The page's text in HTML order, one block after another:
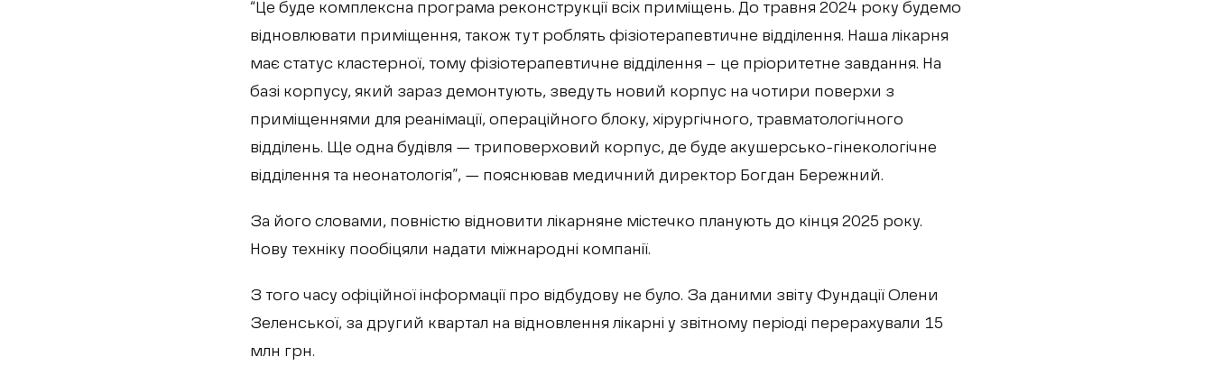
“Це буде комплексна програма реконструкції всіх приміщень. До травня 2024 року будемо
відновлювати приміщення, також тут роблять фізіотерапевтичне відділення. Наша лікарня
має статус кластерної, тому фізіотерапевтичне відділення – це пріоритетне завдання. На
базі корпусу, який зараз демонтують, зведуть новий корпус на чотири поверхи з
приміщеннями для реанімації, операційного блоку, хірургічного, травматологічного
відділень. Ще одна будівля — триповерховий корпус, де буде акушерсько-гінекологічне
відділення та неонатологія”, — пояснював медичний директор Богдан Бережний.
За його словами, повністю відновити лікарняне містечко планують до кінця 2025 року.
Нову техніку пообіцяли надати міжнародні компанії.
З того часу офіційної інформації про відбудову не було. За даними звіту Фундації Олени
Зеленської, за другий квартал на відновлення лікарні у звітному періоді перерахували 15
млн грн.